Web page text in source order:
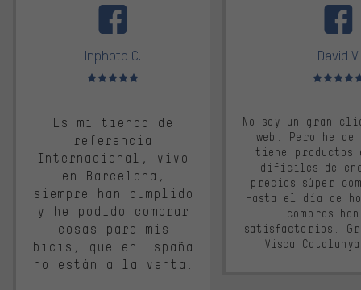
Inphoto C.
Valoración media: 5 de 5
Es mi tienda de
referencia
Internacional, vivo
en Barcelona,
siempre han cumplido
y he podido comprar
cosas para mis
bicis, que en España
no están a la venta.
David V.
Valoración
No soy un gran
web. Pero he
tiene productos
difíciles de
precios súper
Hasta el día de
compras
satisfactorios.
Visca